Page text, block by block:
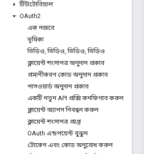
টিউটোরিয়াল
OAuth2
এক নজরে
ভূমিকা
ভিডিও, ভিডিও, ভিডিও, ভিডিও
ক্লায়েন্ট শংসাপত্র অনুদান প্রকার
প্রমাণীকরণ কোড অনুদান প্রকার
পাসওয়ার্ড অনুদান প্রকার
একটি নতুন API প্রক্সি কনফিগার করুন
ক্লায়েন্ট অ্যাপস নিবন্ধন করুন
ক্লায়েন্ট শংসাপত্র প্রাপ্ত
OAuth এন্ডপয়েন্ট বুঝুন
টোকেন এবং কোড অনুরোধ করুন